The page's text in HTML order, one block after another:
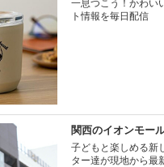
一息つこう！かわい
ト情報を毎日配信
関西のイオンモー
子どもと楽しめる新
ター達が現地から最